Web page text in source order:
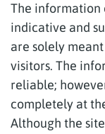
The information
indicative and
are solely
visitors. The
reliable;
completely at
Although the